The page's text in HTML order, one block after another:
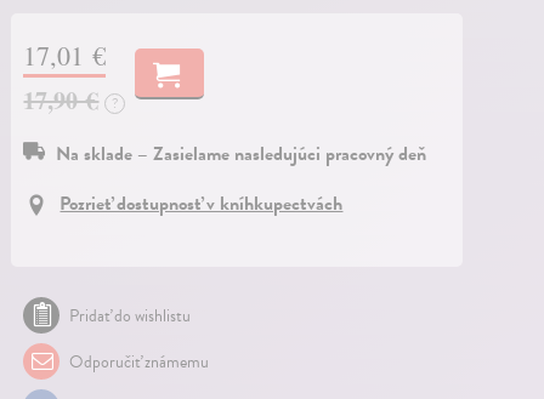
17,01 €
17,90 €
?
Na sklade – Zasielame nasledujúci pracovný deň
Pozrieť dostupnosť v kníhkupectvách
Pridať do wishlistu
Odporučiť známemu